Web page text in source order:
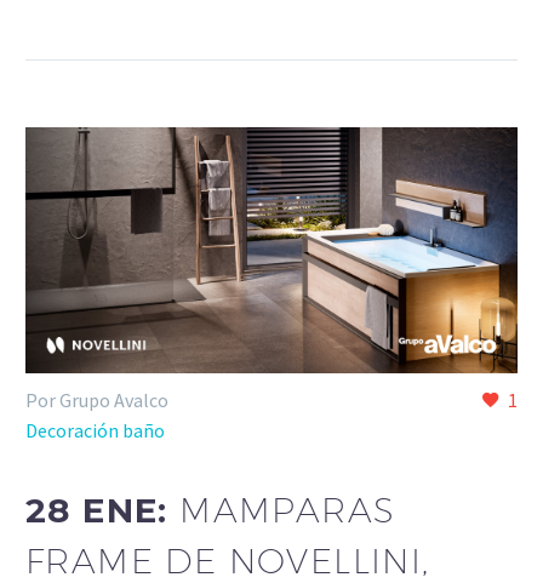
1
Por Grupo Avalco
Decoración baño
28 ENE: MAMPARAS
FRAME DE NOVELLINI,